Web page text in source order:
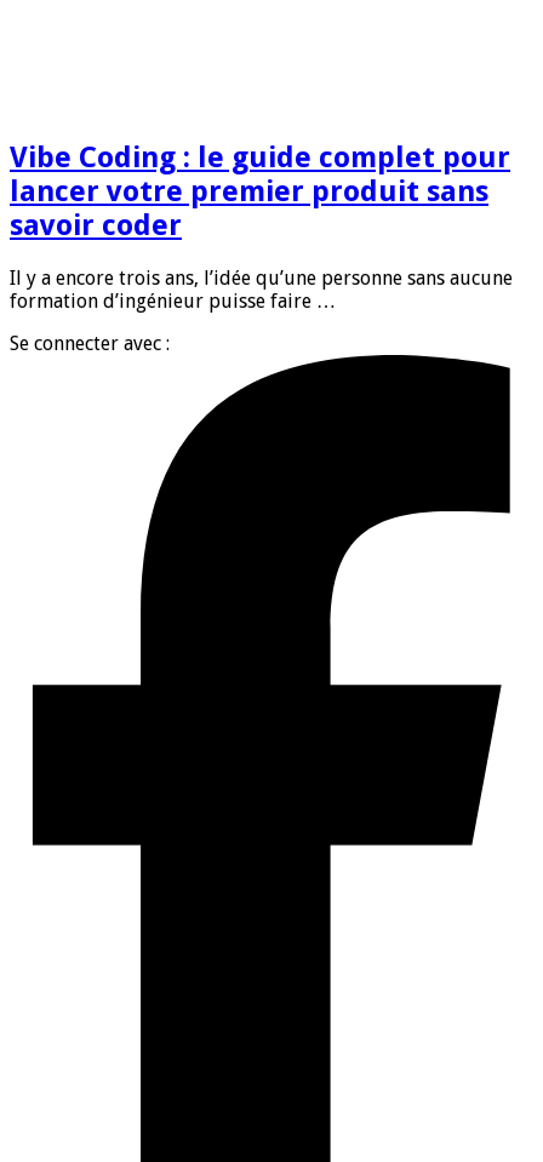
Vibe Coding : le guide complet pour
lancer votre premier produit sans
savoir coder
Il y a encore trois ans, l’idée qu’une personne sans aucune
formation d’ingénieur puisse faire …
Se connecter avec :